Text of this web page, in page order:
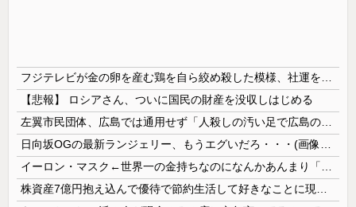
【悲報】 ロシアさん、ついに国民の財産を没収しはじめる